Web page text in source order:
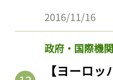
2016/11/16
政府・国際機
【ヨーロ